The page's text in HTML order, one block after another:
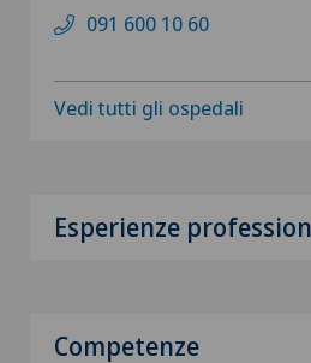
091 600 10 60
Vedi tutti gli ospedali
Esperienze
Competenze